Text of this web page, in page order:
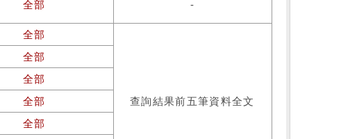
全部 -
全部
查詢結果前五筆資料全文
全部
全部
全部
全部